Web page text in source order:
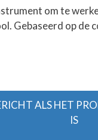
om te
Gebaseerd op de
ALS HET
IS